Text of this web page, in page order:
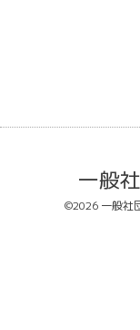
一般
©2026 一般社